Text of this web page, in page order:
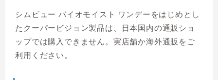
シムビュー バイオモイスト ワンデーをはじめとし
たクーパービジョン製品は、日本国内の通販ショ
ップでは購入できません。実店舗か海外通販をご
利用ください。